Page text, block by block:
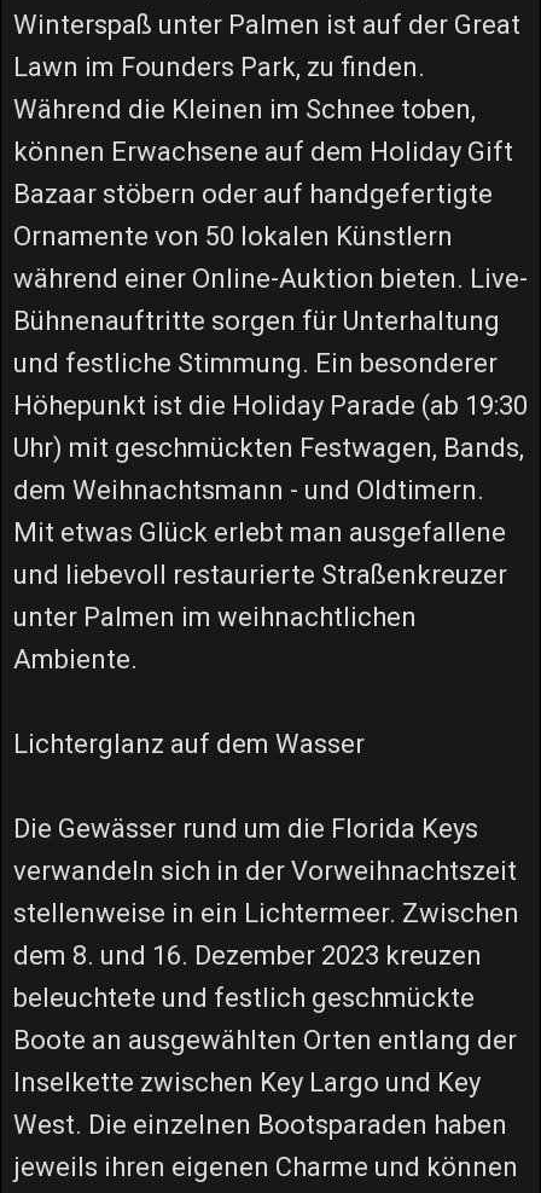
Winterspaß unter Palmen ist auf der Great
Lawn im Founders Park, zu finden.
Während die Kleinen im Schnee toben,
können Erwachsene auf dem Holiday Gift
Bazaar stöbern oder auf handgefertigte
Ornamente von 50 lokalen Künstlern
während einer Online-Auktion bieten. Live-
Bühnenauftritte sorgen für Unterhaltung
und festliche Stimmung. Ein besonderer
Höhepunkt ist die Holiday Parade (ab 19:30
Uhr) mit geschmückten Festwagen, Bands,
dem Weihnachtsmann - und Oldtimern.
Mit etwas Glück erlebt man ausgefallene
und liebevoll restaurierte Straßenkreuzer
unter Palmen im weihnachtlichen
Ambiente.
Lichterglanz auf dem Wasser
Die Gewässer rund um die Florida Keys
verwandeln sich in der Vorweihnachtszeit
stellenweise in ein Lichtermeer. Zwischen
dem 8. und 16. Dezember 2023 kreuzen
beleuchtete und festlich geschmückte
Boote an ausgewählten Orten entlang der
Inselkette zwischen Key Largo und Key
West. Die einzelnen Bootsparaden haben
jeweils ihren eigenen Charme und können